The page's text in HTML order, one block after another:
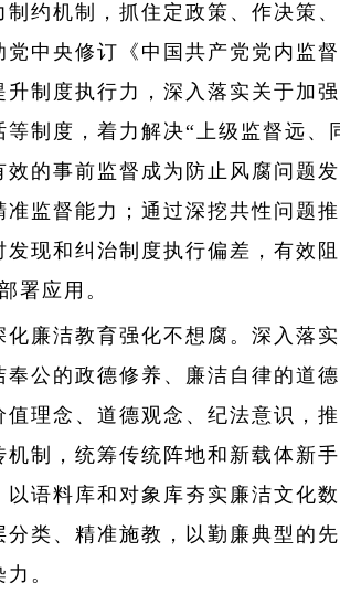
制约机制，抓住定政策、作决策
党中央修订《中国共产党党内监
升制度执行力，深入落实关于加
等制度，着力解决“上级监督远
效的事前监督成为防止风腐问题
准监督能力；通过深挖共性问题
发现和纠治制度执行偏差，有效
署应用。
洁教育强化不想腐。深入落实
奉公的政德修养、廉洁自律的道
值理念、道德观念、纪法意识，
机制，统筹传统阵地和新载体新
以语料库和对象库夯实廉洁文化
分类、精准施教，以勤廉典型的
。